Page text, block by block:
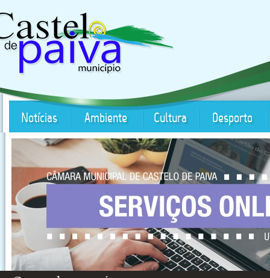
Notícias Ambiente Cultura Desporto